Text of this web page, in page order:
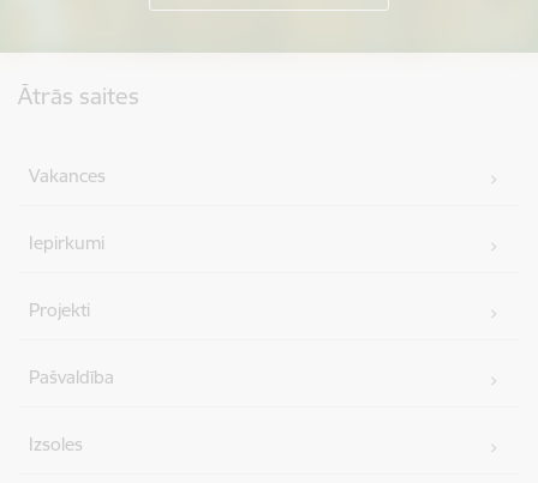
Ātrās saites
Vakances
Iepirkumi
Projekti
Pašvaldība
Izsoles